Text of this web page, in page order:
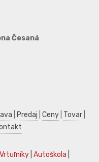
Česaná
Predaj Ceny Tovar
Vrtuľníky Autoškola